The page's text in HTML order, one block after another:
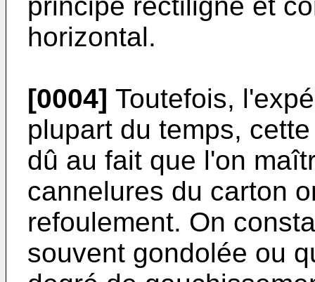
horizontal.
[0004] Toutefois,
plupart du temps,
dû au fait que l'on
cannelures du carton
refoulement. On
souvent gondolée ou